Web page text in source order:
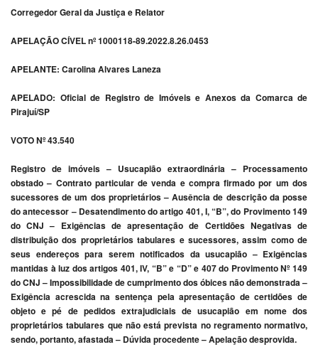
Corregedor Geral da Justiça e Relator
APELAÇÃO CÍVEL nº 1000118-89.2022.8.26.0453
APELANTE: Carolina Alvares Laneza
APELADO: Oficial de Registro de Imóveis e Anexos da Comarca de
Pirajuí/SP
VOTO Nº 43.540
Registro de imóveis – Usucapião extraordinária – Processamento
obstado – Contrato particular de venda e compra firmado por um dos
sucessores de um dos proprietários – Ausência de descrição da posse
do antecessor – Desatendimento do artigo 401, I, “B”, do Provimento 149
do CNJ – Exigências de apresentação de Certidões Negativas de
distribuição dos proprietários tabulares e sucessores, assim como de
seus endereços para serem notificados da usucapião – Exigências
mantidas à luz dos artigos 401, IV, “B” e “D” e 407 do Provimento Nº 149
do CNJ – Impossibilidade de cumprimento dos óbices não demonstrada –
Exigência acrescida na sentença pela apresentação de certidões de
objeto e pé de pedidos extrajudiciais de usucapião em nome dos
proprietários tabulares que não está prevista no regramento normativo,
sendo, portanto, afastada – Dúvida procedente – Apelação desprovida.